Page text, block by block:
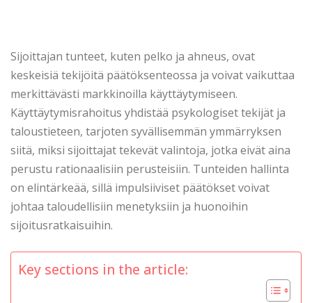
Sijoittajan tunteet, kuten pelko ja ahneus, ovat
keskeisiä tekijöitä päätöksenteossa ja voivat vaikuttaa
merkittävästi markkinoilla käyttäytymiseen.
Käyttäytymisrahoitus yhdistää psykologiset tekijät ja
taloustieteen, tarjoten syvällisemmän ymmärryksen
siitä, miksi sijoittajat tekevät valintoja, jotka eivät aina
perustu rationaalisiin perusteisiin. Tunteiden hallinta
on elintärkeää, sillä impulsiiviset päätökset voivat
johtaa taloudellisiin menetyksiin ja huonoihin
sijoitusratkaisuihin.
Key sections in the article: